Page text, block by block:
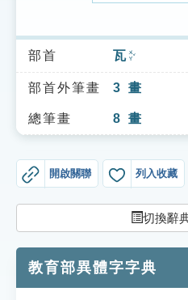
索引選單
知識索引
單字索引
貓頭鷹博士
部首 瓦ㄨㄚˇ
部首外筆畫 3 畫
總筆畫 8 畫
開啟關聯 列入收藏
切換辭
教育部異體字字典